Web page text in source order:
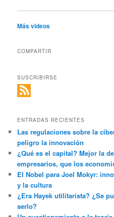
Más videos
COMPARTIR
SUSCRIBIRSE
ENTRADAS RECIENTES
Las regulaciones sobre la
peligro la innovación
¿Qué es el capital? Mejor la
empresarios, que los
El Nobel para Joel Mokyr:
y la cultura
¿Era Hayek utilitarista? ¿Se
serlo?